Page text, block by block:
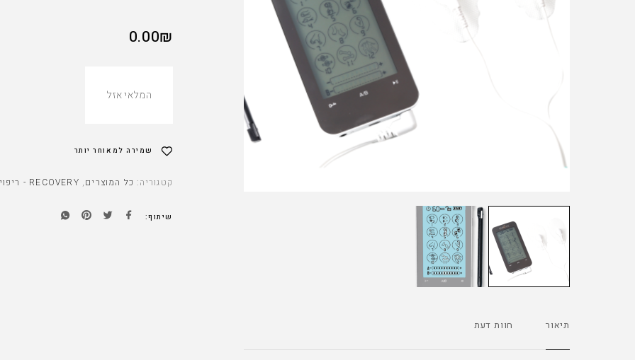
תיאור חוות דעת
0.00₪
המלאי אזל
שמירה למאוחר יותר
קטגוריה: כל המוצרים, RECOVERY - ריפוי הגוף
שיתוף: